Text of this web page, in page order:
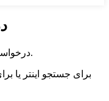
درخواست خود را برای دریافت گزارش ترک کنید.
برای جستجو اینتر یا